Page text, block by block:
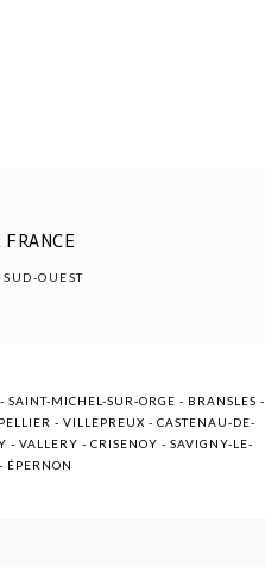
OUEST
MICHEL-SUR-ORGE - BRANSLES -
- VILLEPREUX - CASTENAU-DE-
VALLERY - CRISENOY - SAVIGNY-LE-
ÉPERNON